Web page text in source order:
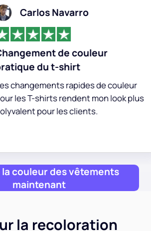
de couleur
mon look plus
Une
La
des
couleur des vêtements
maintenant
la recoloration